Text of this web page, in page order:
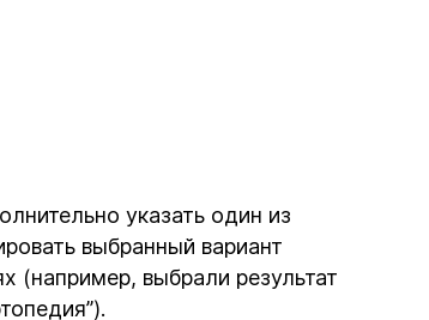
указать один из
выбранный вариант
(например, выбрали результат